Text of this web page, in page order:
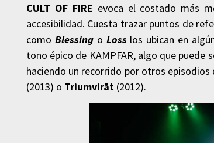
CULT OF FIRE evoca el costado más
accesibilidad. Cuesta trazar puntos de
como Blessingo Losslos ubican en
tono épico de KAMPFAR, algo que
haciendo un recorrido por otros
(2013) o Triumvirāt (2012).